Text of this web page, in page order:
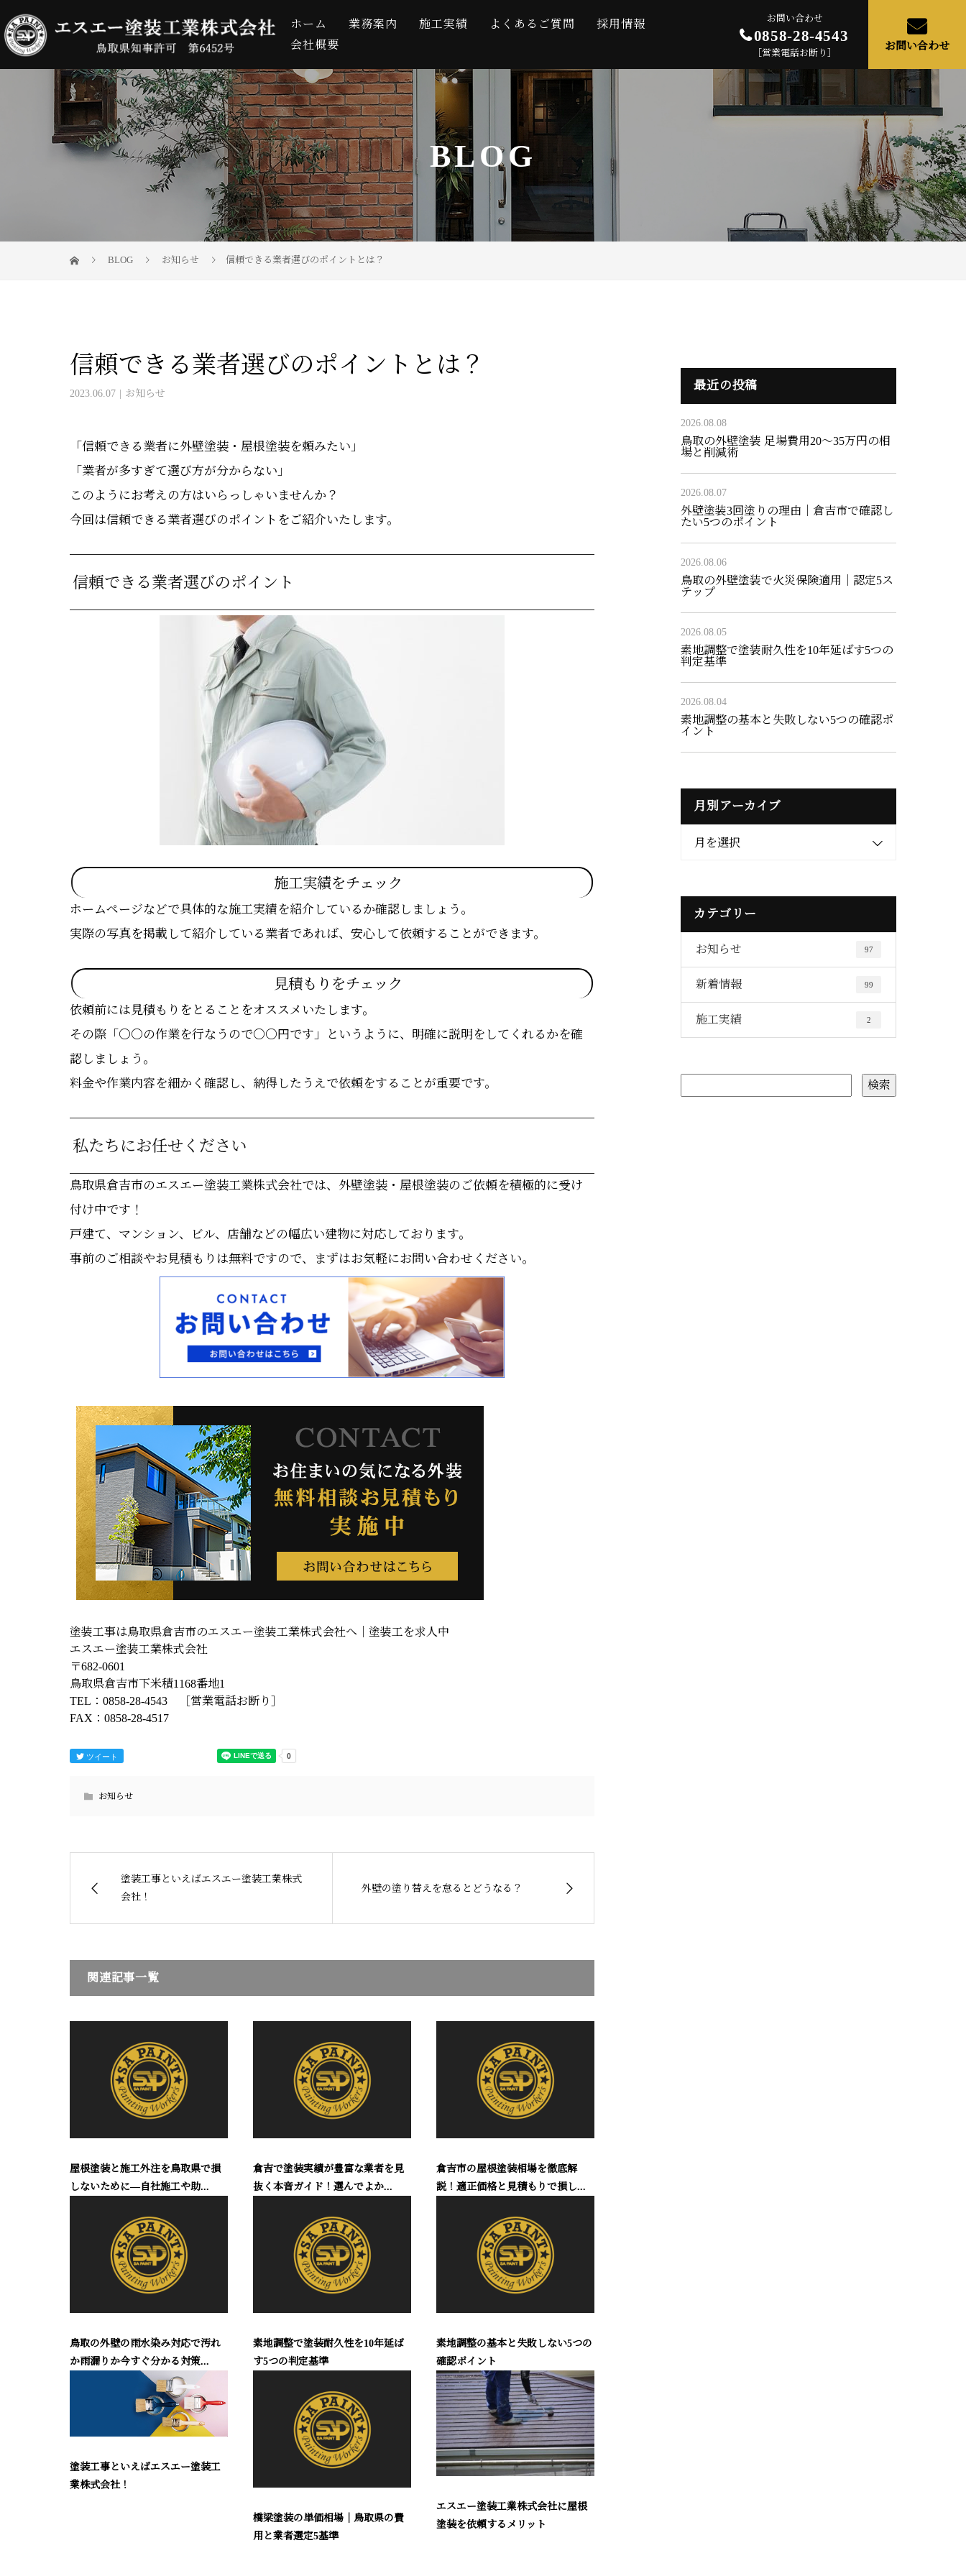
ホーム 業務案内 施工実績 よくあるご質問
採用情報
会社概要
お問い合わせ
0858-28-4543
［営業電話お断り］
お問い合わせ
BLOG
BLOG お知らせ 信頼できる業者選びのポイントとは？
信頼できる業者選びのポイントとは？
2023.06.07 お知らせ
「信頼できる業者に外壁塗装・屋根塗装を頼みたい」
「業者が多すぎて選び方が分からない」
このようにお考えの方はいらっしゃいませんか？
今回は信頼できる業者選びのポイントをご紹介いたします。
信頼できる業者選びのポイント
施工実績をチェック
ホームページなどで具体的な施工実績を紹介しているか確認しましょう。
実際の写真を掲載して紹介している業者であれば、安心して依頼することができます。
見積もりをチェック
依頼前には見積もりをとることをオススメいたします。
その際「〇〇の作業を行なうので〇〇円です」というように、明確に説明をしてくれるかを確
認しましょう。
料金や作業内容を細かく確認し、納得したうえで依頼をすることが重要です。
私たちにお任せください
鳥取県倉吉市のエスエー塗装工業株式会社では、外壁塗装・屋根塗装のご依頼を積極的に受け
付け中です！
戸建て、マンション、ビル、店舗などの幅広い建物に対応しております。
事前のご相談やお見積もりは無料ですので、まずはお気軽にお問い合わせください。
塗装工事は鳥取県倉吉市のエスエー塗装工業株式会社へ｜塗装工を求人中
エスエー塗装工業株式会社
〒682-0601
鳥取県倉吉市下米積1168番地1
TEL：0858-28-4543 ［営業電話お断り］
FAX：0858-28-4517
ツイート
お知らせ
塗装工事といえばエスエー塗装工業株式
会社！
外壁の塗り替えを怠るとどうなる？
関連記事一覧
屋根塗装と施工外注を鳥取県で損
しないために―自社施工や助...
倉吉で塗装実績が豊富な業者を見
抜く本音ガイド！選んでよか...
倉吉市の屋根塗装相場を徹底解
説！適正価格と見積もりで損し...
鳥取の外壁の雨水染み対応で汚れ
か雨漏りか今すぐ分かる対策...
素地調整で塗装耐久性を10年延ば
す5つの判定基準
素地調整の基本と失敗しない5つの
確認ポイント
塗装工事といえばエスエー塗装工
業株式会社！
橋梁塗装の単価相場｜鳥取県の費
用と業者選定5基準
エスエー塗装工業株式会社に屋根
塗装を依頼するメリット
最近の投稿
2026.08.08
鳥取の外壁塗装 足場費用20〜35万円の相
場と削減術
2026.08.07
外壁塗装3回塗りの理由｜倉吉市で確認し
たい5つのポイント
2026.08.06
鳥取の外壁塗装で火災保険適用｜認定5ス
テップ
2026.08.05
素地調整で塗装耐久性を10年延ばす5つの
判定基準
2026.08.04
素地調整の基本と失敗しない5つの確認ポ
イント
月別アーカイブ
月を選択
カテゴリー
お知らせ 97
新着情報 99
施工実績 2